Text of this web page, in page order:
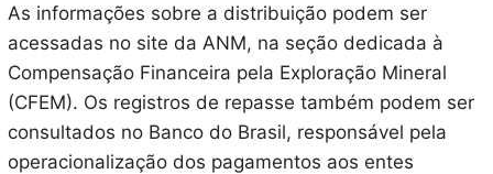
As informações sobre a distribuição podem ser
acessadas no site da ANM, na seção dedicada à
Compensação Financeira pela Exploração Mineral
(CFEM). Os registros de repasse também podem ser
consultados no Banco do Brasil, responsável pela
operacionalização dos pagamentos aos entes